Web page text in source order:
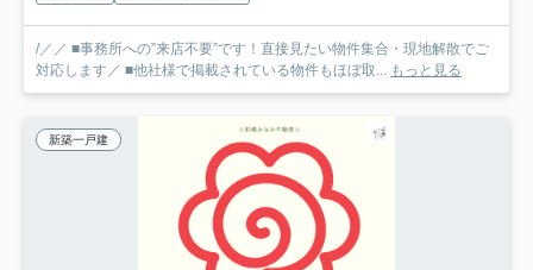
/／／ ■事務所への”来店不要”です！直接見たい物件集合・現地解散でご
対応します／ ■他社様で掲載されている物件もほぼ取... もっと見る
新築一戸建